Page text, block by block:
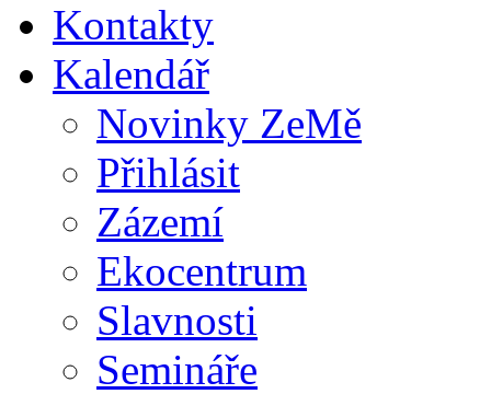
Kontakty
Kalendář
Novinky ZeMě
Přihlásit
Zázemí
Ekocentrum
Slavnosti
Semináře